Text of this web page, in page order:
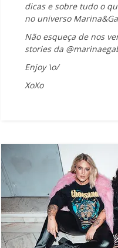
dicas e sobre tudo o
no universo
Não esqueça de nos
stories da
Enjoy \o/
XoXo